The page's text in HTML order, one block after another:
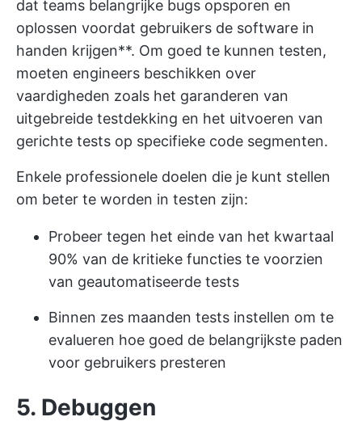
dat teams belangrijke bugs opsporen en
oplossen voordat gebruikers de software in
handen krijgen**. Om goed te kunnen testen,
moeten engineers beschikken over
vaardigheden zoals het garanderen van
uitgebreide testdekking en het uitvoeren van
gerichte tests op specifieke code segmenten.
Enkele professionele doelen die je kunt stellen
om beter te worden in testen zijn:
Probeer tegen het einde van het kwartaal
90% van de kritieke functies te voorzien
van geautomatiseerde tests
Binnen zes maanden tests instellen om te
evalueren hoe goed de belangrijkste paden
voor gebruikers presteren
5. Debuggen